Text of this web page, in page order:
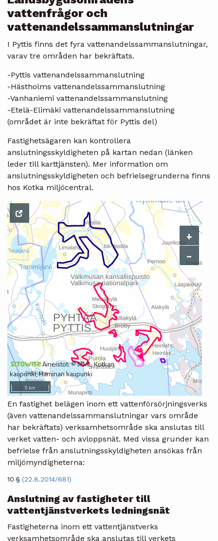
vattenfrågor och
vattenandelssammanslutningar
I Pyttis finns det fyra vattenandelssammanslutningar,
varav tre områden har bekräftats.
-Pyttis vattenandelssammanslutning
-Hästholms vattenandelssammanslutning
-Vanhaniemi vattenandelssammanslutning
-Etelä-Elimäki vattenandelssammanslutning
(området är inte bekräftat för Pyttis del)
Fastighetsägaren kan kontrollera
anslutningsskyldigheten på kartan nedan (länken
leder till karttjänsten). Mer information om
anslutningsskyldigheten och befrielsegrunderna finns
hos Kotka miljöcentral.
En fastighet belägen inom ett vattenförsörjningsverks
(även vattenandelssammanslutningar vars område
har bekräftats) verksamhetsområde ska anslutas till
verket vatten- och avloppsnät. Med vissa grunder kan
befrielse från anslutningsskyldigheten ansökas från
miljömyndigheterna:
10 § (22.8.2014/681)
Anslutning av fastigheter till
vattentjänstverkets ledningsnät
Fastigheterna inom ett vattentjänstverks
verksamhetsområde ska anslutas till verkets